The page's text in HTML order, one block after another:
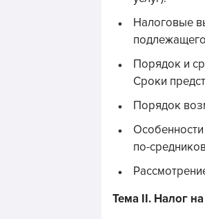
Налоговые
Порядок и
Сроки
Порядок
по-
Тема II. Налог